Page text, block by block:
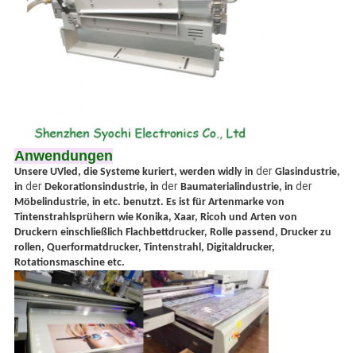
Anwendungen
Unsere UVled, die Systeme kuriert, werden widly in der Glasindustrie,
in der Dekorationsindustrie, in der Baumaterialindustrie, in der
Möbelindustrie, in etc. benutzt. Es ist für Artenmarke von
Tintenstrahlsprühern wie Konika, Xaar, Ricoh und Arten von
Druckern einschließlich Flachbettdrucker, Rolle passend, Drucker zu
rollen, Querformatdrucker, Tintenstrahl, Digitaldrucker,
Rotationsmaschine etc.